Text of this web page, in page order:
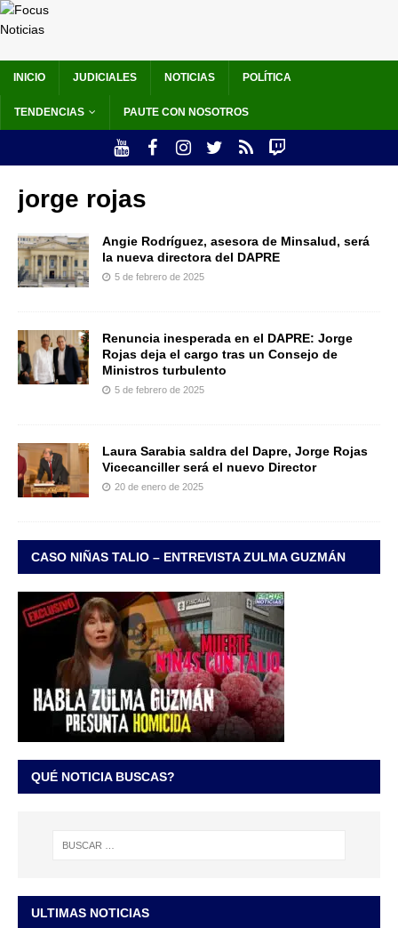
INICIO JUDICIALES NOTICIAS POLÍTICA
TENDENCIAS PAUTE CON NOSOTROS
jorge rojas
Angie Rodríguez, asesora de Minsalud, será
la nueva directora del DAPRE
5 de febrero de 2025
Renuncia inesperada en el DAPRE: Jorge
Rojas deja el cargo tras un Consejo de
Ministros turbulento
5 de febrero de 2025
Laura Sarabia saldra del Dapre, Jorge Rojas
Vicecanciller será el nuevo Director
20 de enero de 2025
CASO NIÑAS TALIO – ENTREVISTA ZULMA GUZMÁN
QUÉ NOTICIA BUSCAS?
ULTIMAS NOTICIAS